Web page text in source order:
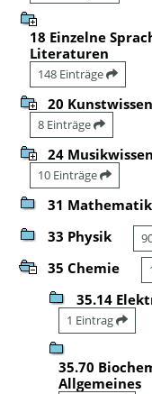
18 Einzelne
Literaturen
148 Einträge
20
8 Einträge
24
10 Einträge
31 Mathematik
33 Physik
35 Chemie
35.14
1 Eintrag
35.70
Allgemeines